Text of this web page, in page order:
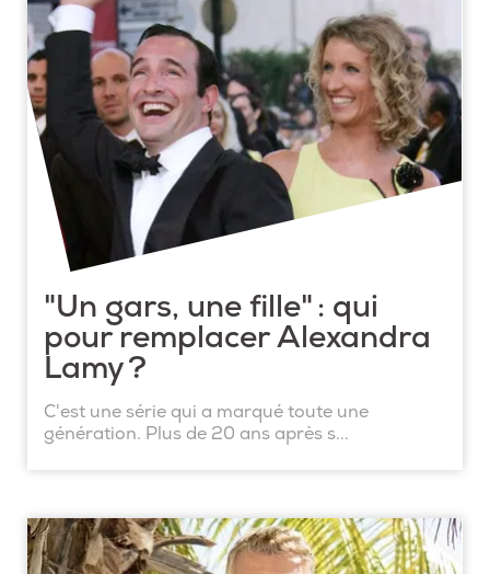
"Un gars, une fille" : qui
pour remplacer Alexandra
Lamy ?
C'est une série qui a marqué toute une
génération. Plus de 20 ans après s...